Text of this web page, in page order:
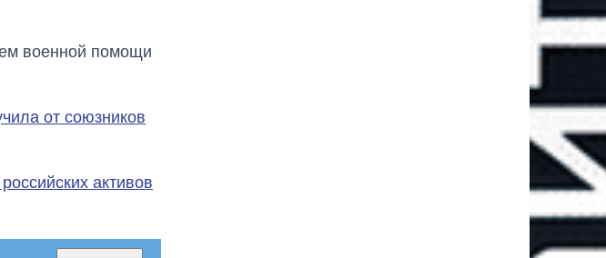
военной помощи
от союзников
активов